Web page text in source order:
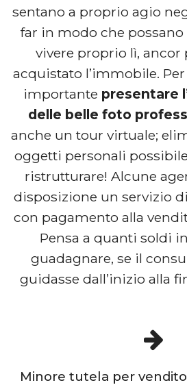
sentano a proprio agio
far in modo che
vivere proprio lì, ancor
acquistato l’immobile.
importante presentare
delle belle foto
anche un tour virtuale;
oggetti personali
ristrutturare! Alcune
disposizione un servizio
con pagamento alla
Pensa a quanti soldi
guadagnare, se il
guidasse dall’inizio alla
Minore tutela per